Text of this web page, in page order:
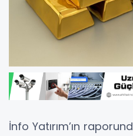
İnfo Yatırım’ın